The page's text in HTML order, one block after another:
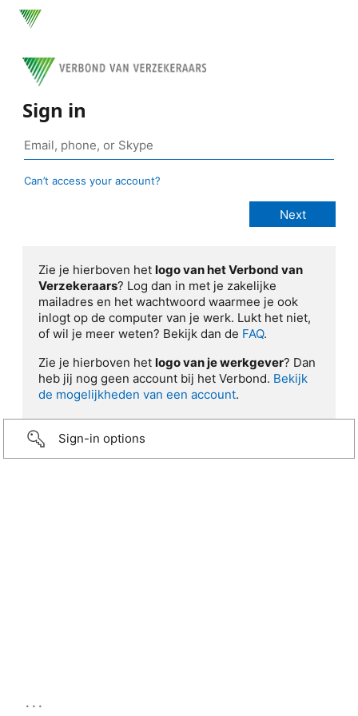
Sign in
Can’t access your account?
Zie je hierboven het logo van het Verbond van
Verzekeraars? Log dan in met je zakelijke
mailadres en het wachtwoord waarmee je ook
inlogt op de computer van je werk. Lukt het niet,
of wil je meer weten? Bekijk dan de FAQ.
Zie je hierboven het logo van je werkgever? Dan
heb jij nog geen account bij het Verbond. Bekijk
de mogelijkheden van een account.
Sign-in options
...